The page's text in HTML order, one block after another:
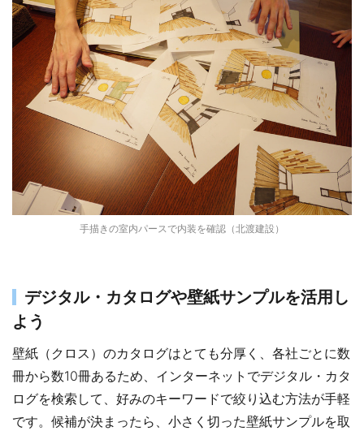
手描きの室内パースで内装を確認（北渡建設）
デジタル・カタログや壁紙サンプルを活用し
よう
壁紙（クロス）のカタログはとても分厚く、各社ごとに数
冊から数10冊あるため、インターネットでデジタル・カタ
ログを検索して、好みのキーワードで絞り込む方法が手軽
です。候補が決まったら、小さく切った壁紙サンプルを取